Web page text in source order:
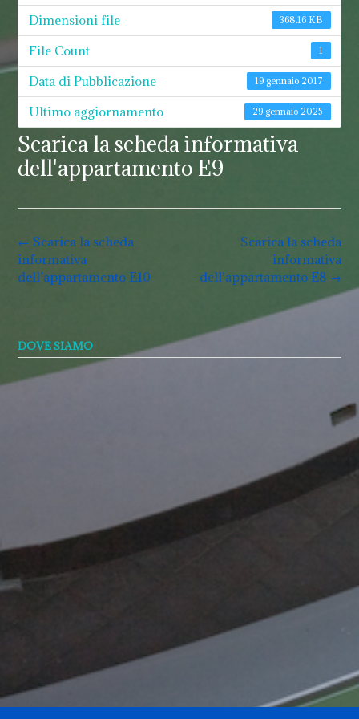
Dimensioni file 368.16 KB
File Count 1
Data di Pubblicazione 19 gennaio 2017
Ultimo aggiornamento 29 gennaio 2025
Scarica la scheda informativa
dell'appartamento E9
Post
navigation
Scarica la scheda
informativa
dell’appartamento E8 →
← Scarica la scheda
informativa
dell’appartamento E10
DOVE SIAMO